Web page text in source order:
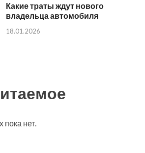
Какие траты ждут нового
владельца автомобиля
18.01.2026
нет.